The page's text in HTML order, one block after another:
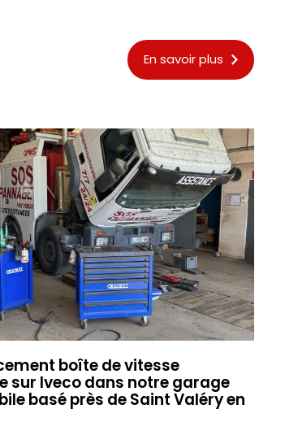
En savoir plus
boîte de vitesse
sur Iveco dans notre garage
basé près de Saint Valéry en